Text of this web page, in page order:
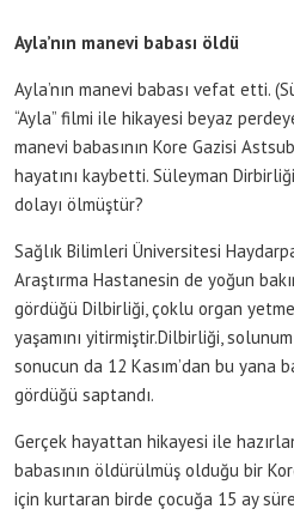
Ayla’nın manevi babası öldü
Ayla’nın manevi babası vefat etti.
“Ayla” filmi ile hikayesi beyaz
manevi babasının Kore Gazisi
hayatını kaybetti. Süleyman
dolayı ölmüştür?
Sağlık Bilimleri Üniversitesi
Araştırma Hastanesin de yoğun
gördüğü Dilbirliği, çoklu organ
yaşamını yitirmiştir.Dilbirliği,
sonucun da 12 Kasım’dan bu yana
gördüğü saptandı.
Gerçek hayattan hikayesi ile
babasının öldürülmüş olduğu bir
için kurtaran birde çocuğa 15 ay